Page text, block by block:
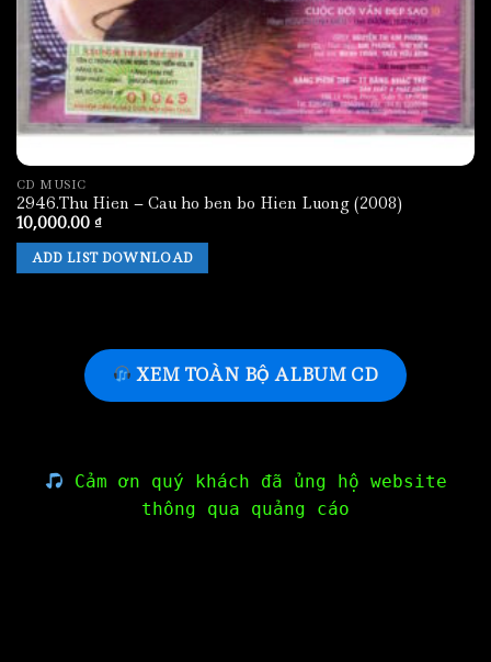
CD MUSIC
2946.Thu Hien – Cau ho ben bo Hien Luong (2008)
10,000.00 ₫
ADD LIST DOWNLOAD
XEM TOÀN BỘ ALBUM CD
Cảm ơn quý khách đã ủng hộ website
thông qua quảng cáo